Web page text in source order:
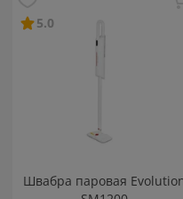
5.0
Швабра паровая